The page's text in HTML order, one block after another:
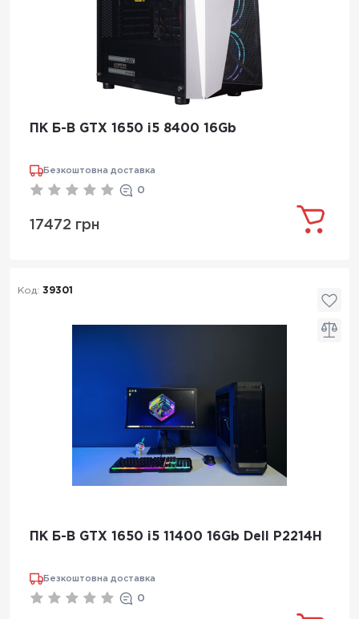
ПК Б-В GTX 1650 i5 8400 16Gb
Безкоштовна доставка
0
17472 грн
Код: 39301
ПК Б-В GTX 1650 i5 11400 16Gb Dell P2214H
Безкоштовна доставка
0